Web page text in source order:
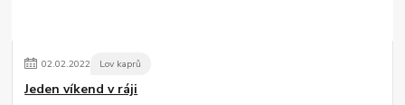
02.02.2022 Lov kaprů
Jeden víkend v ráji